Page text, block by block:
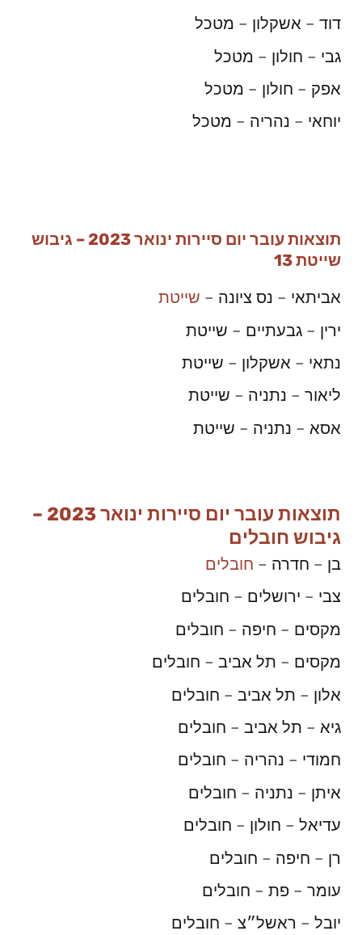
דוד – אשקלון – מטכל
גבי – חולון – מטכל
אפק – חולון – מטכל
יוחאי – נהריה – מטכל
תוצאות עובר יום סיירות ינואר 2023 – גיבוש
שייטת 13
אביתאי – נס ציונה – שייטת
ירין – גבעתיים – שייטת
נתאי – אשקלון – שייטת
ליאור – נתניה – שייטת
אסא – נתניה – שייטת
תוצאות עובר יום סיירות ינואר 2023 –
גיבוש חובלים
בן – חדרה – חובלים
צבי – ירושלים – חובלים
מקסים – חיפה – חובלים
מקסים – תל אביב – חובלים
אלון – תל אביב – חובלים
גיא – תל אביב – חובלים
חמודי – נהריה – חובלים
איתן – נתניה – חובלים
עדיאל – חולון – חובלים
רן – חיפה – חובלים
עומר – פת – חובלים
יובל – ראשל״צ – חובלים